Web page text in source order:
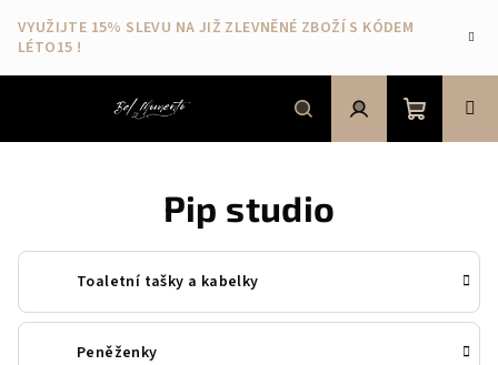
obsah
VYUŽIJTE 15% SLEVU NA JIŽ ZLEVNĚNÉ ZBOŽÍ S KÓDEM
LÉTO15 !
HledatPřihlášeníNákupní
Pip studio
Toaletní tašky a kabelky
Peněženky